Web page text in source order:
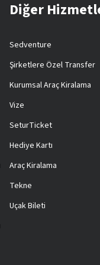
Diğer
Sedventure
Şirketlere Özel Transfer
Kurumsal Araç Kiralama
Vize
SeturTicket
Hediye Kartı
Araç Kiralama
Tekne
Uçak Bileti